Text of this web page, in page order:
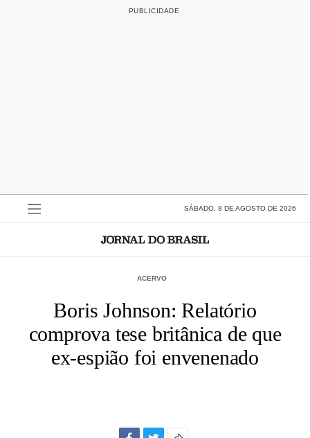
SÁBADO, 8 DE AGOSTO DE 2026
ACERVO
Boris Johnson: Relatório
comprova tese britânica de que
ex-espião foi envenenado